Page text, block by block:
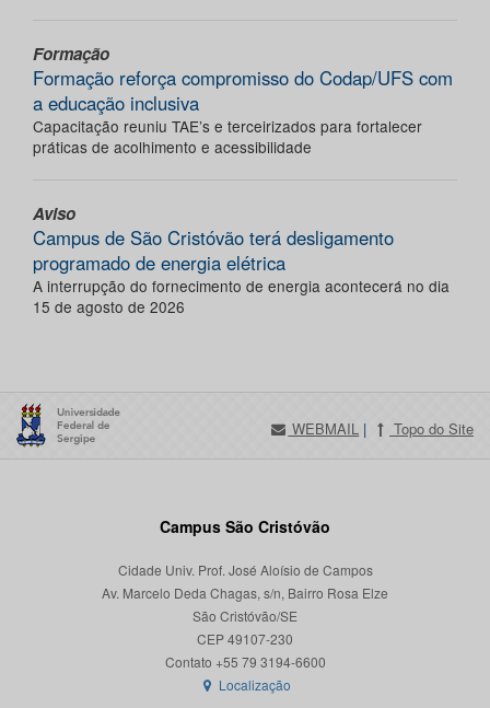
Formação
Formação reforça compromisso do Codap/UFS com
a educação inclusiva
Capacitação reuniu TAE’s e terceirizados para fortalecer
práticas de acolhimento e acessibilidade
Aviso
Campus de São Cristóvão terá desligamento
programado de energia elétrica
A interrupção do fornecimento de energia acontecerá no dia
15 de agosto de 2026
WEBMAIL | Topo do Site
Campus São Cristóvão
Cidade Univ. Prof. José Aloísio de Campos
Av. Marcelo Deda Chagas, s/n, Bairro Rosa Elze
São Cristóvão/SE
CEP 49107-230
Localização